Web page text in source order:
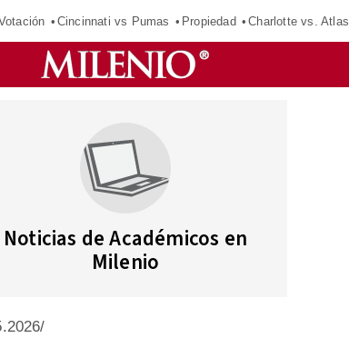
Cincinnati vs Pumas Propiedad Charlotte vs. Atlas
Noticias de Académicos en
Milenio